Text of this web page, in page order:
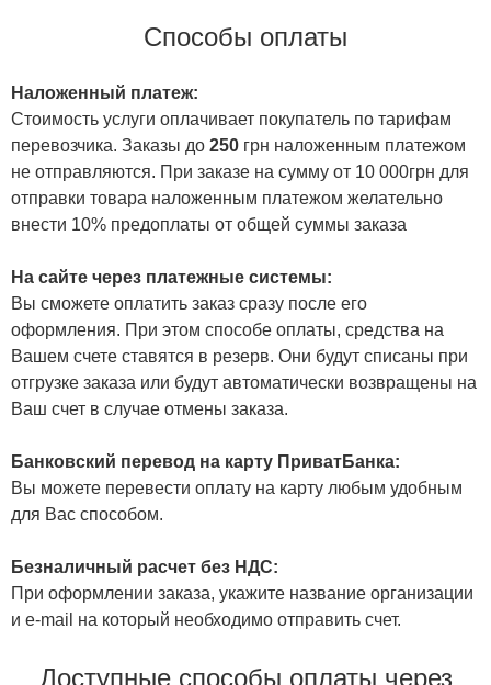
Способы оплаты
Наложенный платеж:
Стоимость услуги оплачивает покупатель по тарифам
перевозчика. Заказы до 250 грн наложенным платежом
не отправляются. При заказе на сумму от 10 000грн для
отправки товара наложенным платежом желательно
внести 10% предоплаты от общей суммы заказа
На сайте через платежные системы:
Вы сможете оплатить заказ сразу после его
оформления. При этом способе оплаты, средства на
Вашем счете ставятся в резерв. Они будут списаны при
отгрузке заказа или будут автоматически возвращены на
Ваш счет в случае отмены заказа.
Банковский перевод на карту ПриватБанка:
Вы можете перевести оплату на карту любым удобным
для Вас способом.
Безналичный расчет без НДС:
При оформлении заказа, укажите название организации
и e-mail на который необходимо отправить счет.
Доступные способы оплаты через